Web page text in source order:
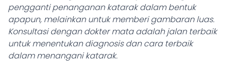
pengganti penanganan katarak dalam bentuk
apapun, melainkan untuk memberi gambaran luas.
Konsultasi dengan dokter mata adalah jalan terbaik
untuk menentukan diagnosis dan cara terbaik
dalam menangani katarak.